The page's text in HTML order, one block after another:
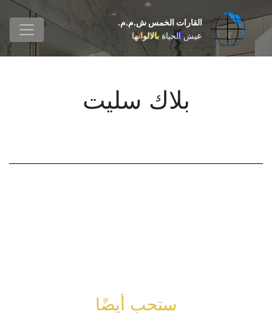
القارات الخمس ش.م.م.
عيش الحياة بالالوانها
بلاك سليت
ستحب أيضًا